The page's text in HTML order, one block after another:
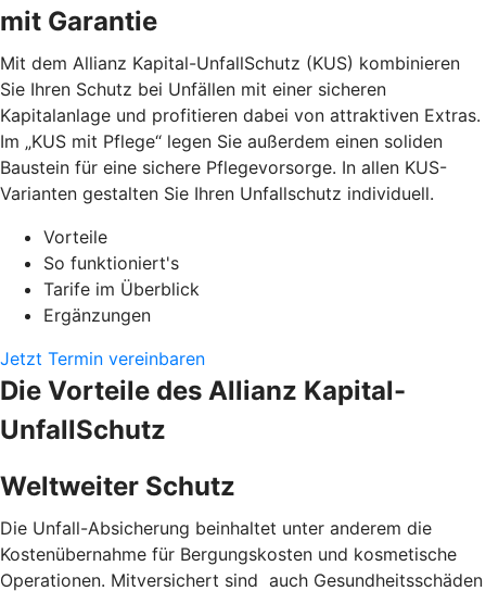
mit Garantie
Mit dem Allianz Kapital-UnfallSchutz (KUS) kombinieren
Sie Ihren Schutz bei Unfällen mit einer sicheren
Kapitalanlage und profitieren dabei von attraktiven Extras.
Im „KUS mit Pflege“ legen Sie außerdem einen soliden
Baustein für eine sichere Pflegevorsorge. In allen KUS-
Varianten gestalten Sie Ihren Unfallschutz individuell.
Vorteile
So funktioniert's
Tarife im Überblick
Ergänzungen
Jetzt Termin vereinbaren
Die Vorteile des Allianz Kapital-
UnfallSchutz
Weltweiter Schutz
Die Unfall-Absicherung beinhaltet unter anderem die
Kostenübernahme für Bergungskosten und kosmetische
Operationen. Mitversichert sind auch Gesundheitsschäden